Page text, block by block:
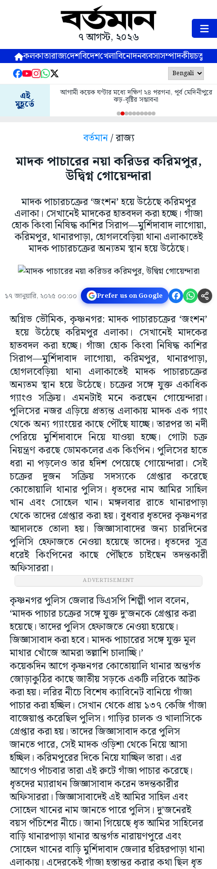
৭ আগস্ট, ২০২৬
কলকাতারাজ্যদেশবিদেশখেলাবিনোদনব্যবসাসম্পাদকীয়
এই
মুহূর্তে
আগামী কয়েক ঘণ্টার মধ্যে দক্ষিণ ২৪ পরগনা, পূর্ব মেদিনীপুরে
ঝড়-বৃষ্টির সম্ভাবনা
বর্তমান/ রাজ্য
মাদক পাচারের নয়া করিডর করিমপুর,
উদ্বিগ্ন গোয়েন্দারা
মাদক পাচারচক্রের ‘জংশন’ হয়ে উঠেছে করিমপুর
এলাকা। সেখানেই মাদকের হাতবদল করা হচ্ছে। গাঁজা
হোক কিংবা নিষিদ্ধ কাশির সিরাপ—মুর্শিদাবাদ লাগোয়া,
করিমপুর, থানারপাড়া, হোগলবেড়িয়া থানা এলাকাতেই
মাদক পাচারচক্রের অন্যতম স্থান হয়ে উঠেছে।
১৭ জানুয়ারি, ২০২৫ ০০:০০ Prefer us on Google
অগ্নিভ ভৌমিক, কৃষ্ণনগর: মাদক পাচারচক্রের ‘জংশন’
হয়ে উঠেছে করিমপুর এলাকা। সেখানেই মাদকের
হাতবদল করা হচ্ছে। গাঁজা হোক কিংবা নিষিদ্ধ কাশির
সিরাপ—মুর্শিদাবাদ লাগোয়া, করিমপুর, থানারপাড়া,
হোগলবেড়িয়া থানা এলাকাতেই মাদক পাচারচক্রের
অন্যতম স্থান হয়ে উঠেছে। চক্রের সঙ্গে যুক্ত একাধিক
গ্যাংও সক্রিয়। এমনটাই মনে করছেন গোয়েন্দারা।
পুলিসের নজর এড়িয়ে প্রত্যন্ত এলাকায় মাদক এক গ্যাং
থেকে অন্য গ্যাংয়ের কাছে পৌঁছে যাচ্ছে। তারপর তা নদী
পেরিয়ে মুর্শিদাবাদে নিয়ে যাওয়া হচ্ছে। গোটা চক্র
নিয়ন্ত্রণ করছে ডোমকলের এক কিংপিন। পুলিসের হাতে
ধরা না পড়লেও তার হদিশ পেয়েছে গোয়েন্দারা। সেই
চক্রের দুজন সক্রিয় সদস্যকে গ্রেপ্তার করেছে
কোতোয়ালি থানার পুলিস। ধৃতদের নাম আমির সাহিল
খান এবং সোহেল খান। মঙ্গলবার রাতে থানারপাড়া
থেকে তাদের গ্রেপ্তার করা হয়। বুধবার ধৃতদের কৃষ্ণনগর
আদালতে তোলা হয়। জিজ্ঞাসাবাদের জন্য চারদিনের
পুলিসি হেফাজতে নেওয়া হয়েছে তাদের। ধৃতদের সূত্র
ধরেই কিংপিনের কাছে‌ পৌঁছতে চাইছেন তদন্তকারী
অফিসাররা।
ADVERTISEMENT
কৃষ্ণনগর পুলিস জেলার ডিএসপি শিল্পী পাল বলেন,
‘মাদক পাচার চক্রের সঙ্গে যুক্ত দু’জনকে গ্রেপ্তার করা
হয়েছে। তাদের পুলিস হেফাজতে নেওয়া হয়েছে।
জিজ্ঞাসাবাদ করা হবে। মাদক পাচারের সঙ্গে যুক্ত মূল
মাথার খোঁজে আমরা তল্লাশি চালাচ্ছি।’
কয়েকদিন আগে কৃষ্ণনগর কোতোয়ালি থানার অন্তর্গত
জোড়াকুঠির কাছে জাতীয় সড়কে একটি লরিকে আটক
করা হয়। লরির নীচে বিশেষ ক্যাবিনেট বানিয়ে গাঁজা
পাচার করা হচ্ছিল।‌ সেখান থেকে প্রায় ১৩৭ কেজি গাঁজা
বাজেয়াপ্ত করেছিল পুলিস। গাড়ির চালক ও খালাসিকে
গ্রেপ্তার করা হয়। তাদের জিজ্ঞাসাবাদ করে পুলিস
জানতে পারে, সেই মাদক ওড়িশা থেকে নিয়ে আসা
হচ্ছিল। করিমপুরের দিকে নিয়ে যাচ্ছিল তারা। এর
আগেও পাঁচবার তারা এই রুটে গাঁজা পাচার করেছে।
ধৃতদের ম্যারাথন জিজ্ঞাসাবাদ করেন তদন্তকারীর
অফিসাররা। জিজ্ঞাসাবাদেই এই আমির সাহিল এবং
সোহেল খানের নাম জানতে পারে পুলিস। দু’জনেরই
বয়স পঁচিশের নীচে। জানা গিয়েছে ধৃত আমির সাহিলের
বাড়ি থানারপাড়া থানার অন্তর্গত নারায়ণপুরে এবং
সোহেল খানের বাড়ি মুর্শিদাবাদ জেলার হরিহরপাড়া থানা
এলাকায়। এদেরকেই গাঁজা হস্তান্তর করার কথা ছিল ধৃত